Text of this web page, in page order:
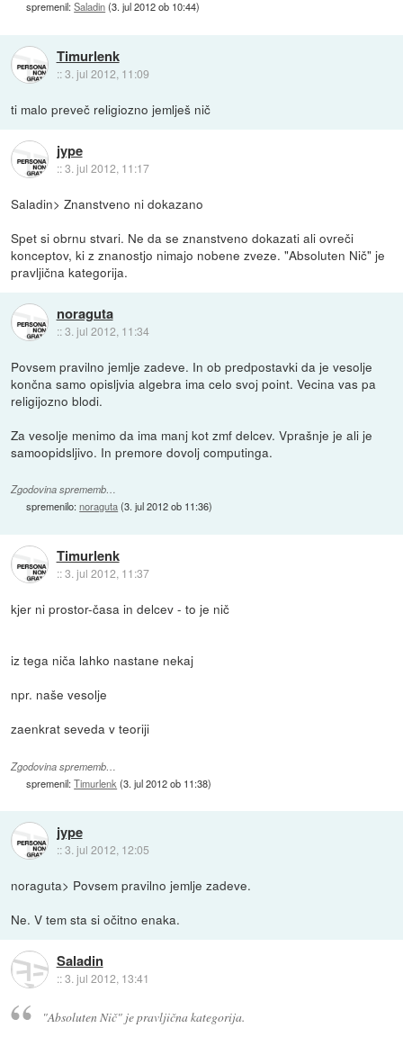
spremenil:Saladin(3. jul 2012 ob 10:44)
Timurlenk
::3. jul 2012, 11:09
ti malo preveč religiozno jemlješ nič
jype
::3. jul 2012, 11:17
Saladin> Znanstveno ni dokazano
Spet si obrnu stvari. Ne da se znanstveno dokazati ali ovreči
konceptov, ki z znanostjo nimajo nobene zveze. "Absoluten Nič" je
pravljična kategorija.
noraguta
::3. jul 2012, 11:34
Povsem pravilno jemlje zadeve. In ob predpostavki da je vesolje
končna samo opisljvia algebra ima celo svoj point. Vecina vas pa
religijozno blodi.
Za vesolje menimo da ima manj kot zmf delcev. Vprašnje je ali je
samoopidsljivo. In premore dovolj computinga.
Zgodovina sprememb…
spremenilo:noraguta(3. jul 2012 ob 11:36)
Timurlenk
::3. jul 2012, 11:37
kjer ni prostor-časa in delcev - to je nič
iz tega niča lahko nastane nekaj
npr. naše vesolje
zaenkrat seveda v teoriji
Zgodovina sprememb…
spremenil:Timurlenk (3. jul 2012 ob 11:38)
jype
::3. jul 2012, 12:05
noraguta> Povsem pravilno jemlje zadeve.
Ne. V tem sta si očitno enaka.
Saladin
::3. jul 2012, 13:41
"Absoluten Nič" je pravljična kategorija.